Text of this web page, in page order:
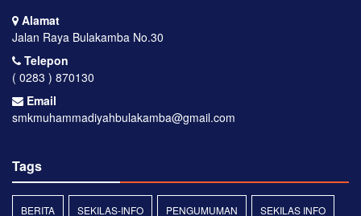
Alamat
Jalan Raya Bulakamba No.30
Telepon
( 0283 ) 870130
Email
smkmuhammadiyahbulakamba@gmail.com
Tags
BERITA SEKILAS-INFO PENGUMUMAN SEKILAS INFO